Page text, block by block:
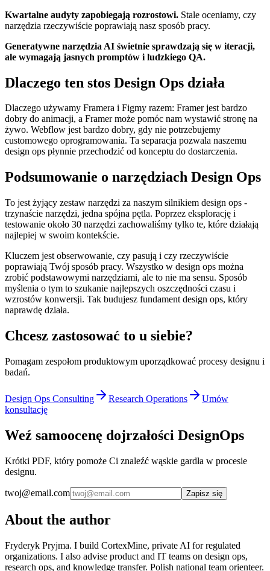
Kwartalne audyty zapobiegają rozrostowi. Stale oceniamy, czy
narzędzia rzeczywiście poprawiają nasz sposób pracy.
Generatywne narzędzia AI świetnie sprawdzają się w iteracji,
ale wymagają jasnych promptów i ludzkiego QA.
Dlaczego ten stos Design Ops działa
Dlaczego używamy Framera i Figmy razem: Framer jest bardzo
dobry do animacji, a Framer może pomóc nam wystawić stronę na
żywo. Webflow jest bardzo dobry, gdy nie potrzebujemy
customowego oprogramowania. Ta separacja pozwala naszemu
design ops płynnie przechodzić od konceptu do dostarczenia.
Podsumowanie o narzędziach Design Ops
To jest żyjący zestaw narzędzi za naszym silnikiem design ops -
trzynaście narzędzi, jedna spójna pętla. Poprzez eksplorację i
testowanie około 30 narzędzi zachowaliśmy tylko te, które działają
najlepiej w swoim kontekście.
Kluczem jest obserwowanie, czy pasują i czy rzeczywiście
poprawiają Twój sposób pracy. Wszystko w design ops można
zrobić podstawowymi narzędziami, ale to nie ma sensu. Sposób
myślenia o tym to szukanie najlepszych oszczędności czasu i
wzrostów konwersji. Tak budujesz fundament design ops, który
naprawdę działa.
Chcesz zastosować to u siebie?
Pomagam zespołom produktowym uporządkować procesy designu i
badań.
Design Ops Consulting Research Operations
Umów
konsultację
Weź samoocenę dojrzałości DesignOps
Krótki PDF, który pomoże Ci znaleźć wąskie gardła w procesie
designu.
twoj@email.com Zapisz się
About the author
Fryderyk Pryjma. I build CortexMine, private AI for regulated
organizations. I also advise product and IT teams on design ops,
research ops, and knowledge transfer. Polish national team orienteer.